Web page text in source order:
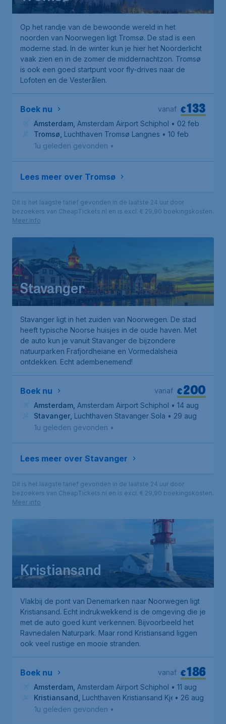
Op het randje van de bewoonde wereld in het
noorden van Noorwegen ligt Tromsø. De stad is een
moderne stad. In de winter kun je hier het Noorderlicht
vaak zien en in de zomer de middernachtzon. Tromsø
is ook een goed startpunt voor fly-drives naar de
Lofoten en de Vesterålen.
Boek nu €133
vanaf
Amsterdam Amsterdam Airport Schiphol • 02 feb
Tromsø Luchthaven Tromsø Langnes • 10 feb
1u geleden gevonden •
Lees meer over Tromsø
Dit is het laagste tarief gevonden in de laatste 24 uur door
bezoekers van CheapTickets.nl en is excl. € 29,90 boekingskosten.
Meer info
Stavanger
Stavanger ligt in het zuiden van Noorwegen. De stad
heeft typische Noorse huisjes in de oude haven. Met
de auto kun je vanuit Stavanger de bijzondere
natuurparken Frafjordheiane en Vormedalsheia
ontdekken. Echt adembenemend!
Boek nu €200
vanaf
Amsterdam Amsterdam Airport Schiphol • 14 aug
Stavanger Luchthaven Stavanger Sola • 29 aug
1u geleden gevonden •
Lees meer over Stavanger
Dit is het laagste tarief gevonden in de laatste 24 uur door
bezoekers van CheapTickets.nl en is excl. € 29,90 boekingskosten.
Meer info
Kristiansand
Vlakbij de pont van Denemarken naar Noorwegen ligt
Kristiansand. Echt indrukwekkend is de omgeving die je
met de auto goed kunt verkennen. Bijvoorbeeld het
Ravnedalen Naturpark. Maar rond Kristiansand liggen
ook veel rustige en mooie stranden.
Boek nu €186
vanaf
Amsterdam Amsterdam Airport Schiphol • 11 aug
Kristiansand Luchthaven Kristiansand Kjevik• 26 aug
1u geleden gevonden •